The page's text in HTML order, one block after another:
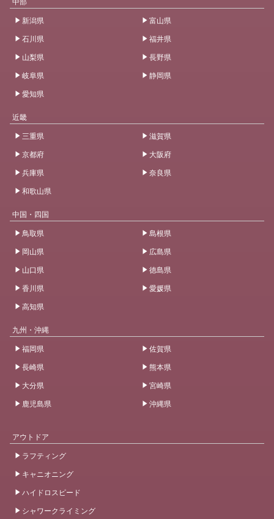
新潟県
富山県
石川県
福井県
山梨県
長野県
岐阜県
静岡県
愛知県
近畿
三重県
滋賀県
京都府
大阪府
兵庫県
奈良県
和歌山県
中国・四国
鳥取県
島根県
岡山県
広島県
山口県
徳島県
香川県
愛媛県
高知県
九州・沖縄
福岡県
佐賀県
長崎県
熊本県
大分県
宮崎県
鹿児島県
沖縄県
アウトドア
ラフティング
キャニオニング
ハイドロスピード
シャワークライミング